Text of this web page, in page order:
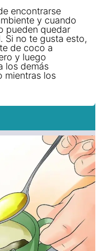
encontrarse
y cuando
pueden quedar
Si no te gusta esto,
de coco a
y luego
los demás
mientras los